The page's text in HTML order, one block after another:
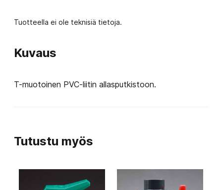
Kuvaus
T-muotoinen PVC-liitin allasputkistoon.
Tuotteella ei ole teknisiä tietoja.
Tutustu myös